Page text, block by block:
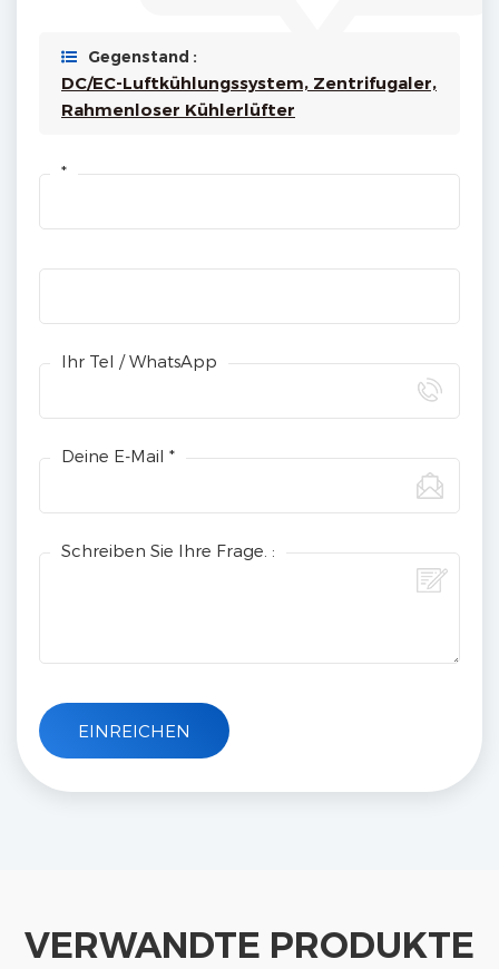
Gegenstand :
DC/EC-Luftkühlungssystem, Zentrifugaler,
Rahmenloser Kühlerlüfter
*
Ihr Tel / WhatsApp
Deine E-Mail *
Schreiben Sie Ihre Frage. :
VERWANDTE PRODUKTE